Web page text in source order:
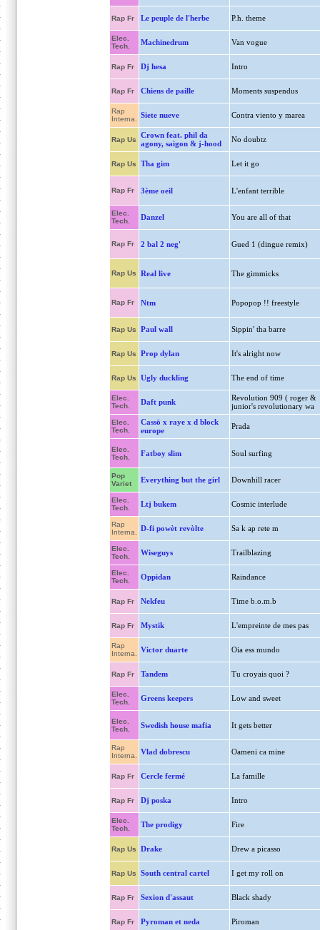
Rap Fr Le peuple de l'herbe P.h. theme
Elec.
Tech.
Machinedrum Van vogue
Rap Fr Dj hesa Intro
Rap Fr Chiens de paille Moments suspendus
Rap
Interna.
Siete nueve Contra viento y marea
Rap Us
Crown feat. phil da
agony, saigon & j-hood
No doubtz
Rap Us Tha gim Let it go
Rap Fr 3ème oeil L'enfant terrible
Elec.
Tech.
Danzel You are all of that
Rap Fr 2 bal 2 neg' Gued 1 (dingue remix)
Rap Us Real live The gimmicks
Rap Fr Ntm Popopop !! freestyle
Rap Us Paul wall Sippin' tha barre
Rap Us Prop dylan It's alright now
Rap Us Ugly duckling The end of time
Elec.
Tech.
Daft punk
Revolution 909 ( roger &
junior's revolutionary wa
Elec.
Tech.
Cassö x raye x d block
europe
Prada
Elec.
Tech.
Fatboy slim Soul surfing
Pop
Variet
Everything but the girl Downhill racer
Elec.
Tech.
Ltj bukem Cosmic interlude
Rap
Interna.
D-fi powèt revòlte Sa k ap rete m
Elec.
Tech.
Wiseguys Trailblazing
Elec.
Tech.
Oppidan Raindance
Rap Fr Nekfeu Time b.o.m.b
Rap Fr Mystik L'empreinte de mes pas
Rap
Interna.
Victor duarte Oia ess mundo
Rap Fr Tandem Tu croyais quoi ?
Elec.
Tech.
Greens keepers Low and sweet
Elec.
Tech.
Swedish house mafia It gets better
Rap
Interna.
Vlad dobrescu Oameni ca mine
Rap Fr Cercle fermé La famille
Rap Fr Dj poska Intro
Elec.
Tech.
The prodigy Fire
Rap Us Drake Drew a picasso
Rap Us South central cartel I get my roll on
Rap Fr Sexion d'assaut Black shady
Rap Fr Pyroman et neda Piroman